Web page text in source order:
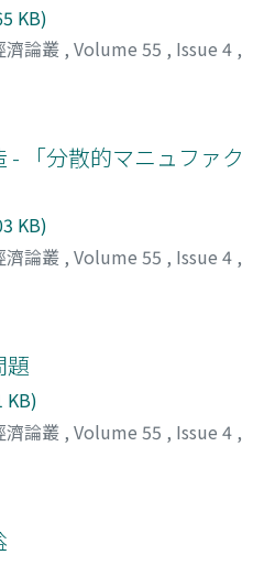
KB)
濟論叢 , Volume 55 , Issue 4 ,
- 「分散的マニュファク
KB)
濟論叢 , Volume 55 , Issue 4 ,
題
KB)
濟論叢 , Volume 55 , Issue 4 ,